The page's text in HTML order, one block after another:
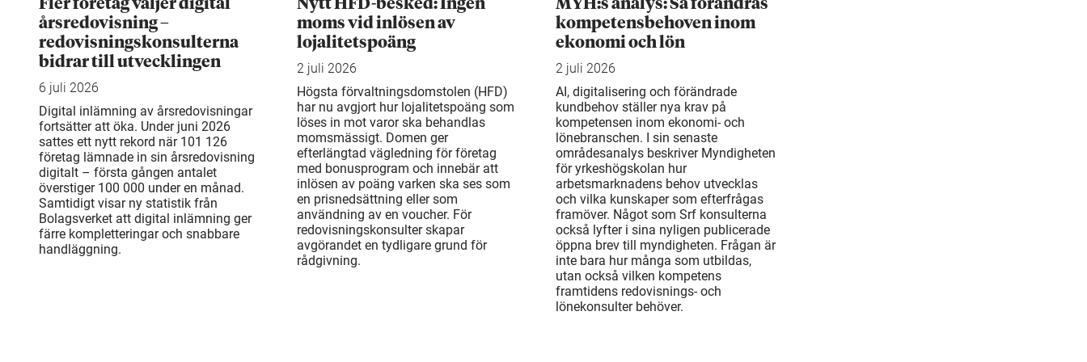
Fler företag väljer digital
årsredovisning –
redovisningskonsulterna
bidrar till utvecklingen
6 juli 2026
Digital inlämning av årsredovisningar
fortsätter att öka. Under juni 2026
sattes ett nytt rekord när 101 126
företag lämnade in sin årsredovisning
digitalt – första gången antalet
överstiger 100 000 under en månad.
Samtidigt visar ny statistik från
Bolagsverket att digital inlämning ger
färre kompletteringar och snabbare
handläggning.
Nytt HFD-besked: Ingen
moms vid inlösen av
lojalitetspoäng
2 juli 2026
Högsta förvaltningsdomstolen (HFD)
har nu avgjort hur lojalitetspoäng som
löses in mot varor ska behandlas
momsmässigt. Domen ger
efterlängtad vägledning för företag
med bonusprogram och innebär att
inlösen av poäng varken ska ses som
en prisnedsättning eller som
användning av en voucher. För
redovisningskonsulter skapar
avgörandet en tydligare grund för
rådgivning.
MYH:s analys: Så förändras
kompetensbehoven inom
ekonomi och lön
2 juli 2026
AI, digitalisering och förändrade
kundbehov ställer nya krav på
kompetensen inom ekonomi- och
lönebranschen. I sin senaste
områdesanalys beskriver Myndigheten
för yrkeshögskolan hur
arbetsmarknadens behov utvecklas
och vilka kunskaper som efterfrågas
framöver. Något som Srf konsulterna
också lyfter i sina nyligen publicerade
öppna brev till myndigheten. Frågan är
inte bara hur många som utbildas,
utan också vilken kompetens
framtidens redovisnings- och
lönekonsulter behöver.